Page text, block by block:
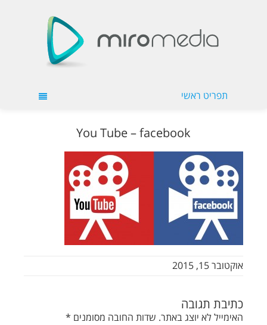
תפריט ראשי
You Tube – facebook
אוקטובר 15, 2015
כתיבת תגובה
האימייל לא יוצג באתר. שדות החובה מסומנים *